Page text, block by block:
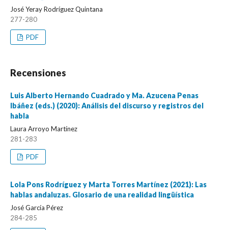
José Yeray Rodríguez Quintana
277-280
PDF
Recensiones
Luis Alberto Hernando Cuadrado y Ma. Azucena Penas
Ibáñez (eds.) (2020): Análisis del discurso y registros del
habla
Laura Arroyo Martínez
281-283
PDF
Lola Pons Rodríguez y Marta Torres Martínez (2021): Las
hablas andaluzas. Glosario de una realidad lingüística
José García Pérez
284-285